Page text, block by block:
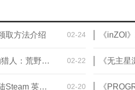
取方法介绍 02-24
终于不用看多边形了？《怪物猎人：荒野》攻略——详情更新内容包含PC优化 02-22 《无主
《黑暗之秋》攻略——5月登陆Steam 英雄角色扮演城市建造 02-20